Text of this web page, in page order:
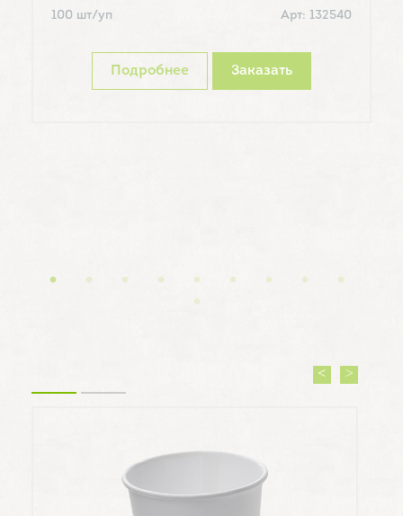
100 шт/уп Арт: 132540
Подробнее Заказать